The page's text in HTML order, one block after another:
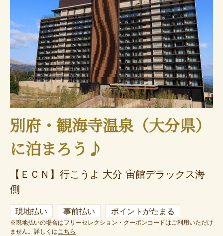
別府・観海寺温泉（大分県）
に泊まろう♪
【ＥＣＮ】行こうよ 大分 宙館デラックス海
側
現地払い 事前払い ポイントがたまる
※現地払いの場合はフリーセレクション・クーポンコードはご利用いただけ
ません。詳しくはこちら